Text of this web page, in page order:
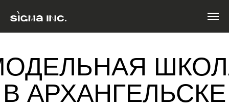
В АРХАНГЕЛЬСКЕ